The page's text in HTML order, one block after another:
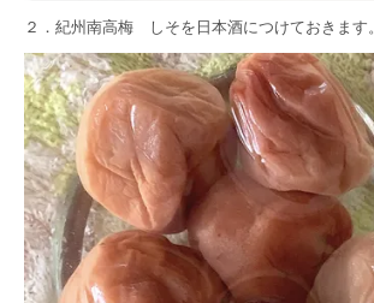
２． 紀州南高梅 しそを日本酒につけておきます。